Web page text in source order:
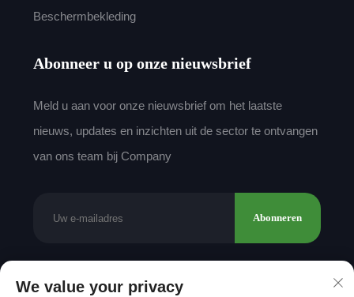
Beschermbekleding
Abonneer u op onze nieuwsbrief
Meld u aan voor onze nieuwsbrief om het laatste
nieuws, updates en inzichten uit de sector te ontvangen
van ons team bij Company
Abonneren
Copyright © 2025 by Shantou Mingda Textile Co.,
We value your privacy